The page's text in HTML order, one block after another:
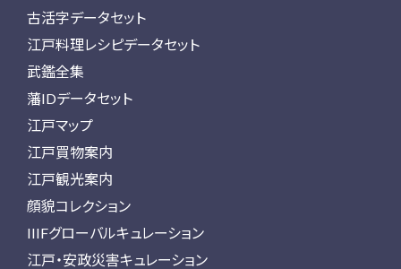
古活字データセット
江戸料理レシピデータセット
武鑑全集
藩IDデータセット
江戸マップ
江戸買物案内
江戸観光案内
顔貌コレクション
IIIFグローバルキュレーション
江戸・安政災害キュレーション